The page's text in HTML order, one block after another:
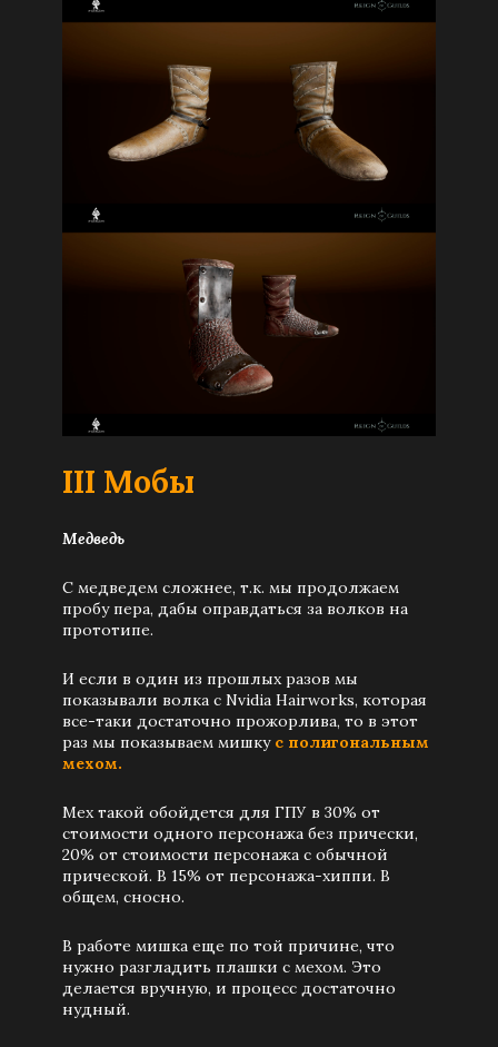
III Мобы
Медведь
С медведем сложнее, т.к. мы продолжаем
пробу пера, дабы оправдаться за волков на
прототипе.
И если в один из прошлых разов мы
показывали волка с Nvidia Hairworks, которая
все-таки достаточно прожорлива, то в этот
раз мы показываем мишку с полигональным
мехом.
Мех такой обойдется для ГПУ в 30% от
стоимости одного персонажа без прически,
20% от стоимости персонажа с обычной
прической. В 15% от персонажа-хиппи. В
общем, сносно.
В работе мишка еще по той причине, что
нужно разгладить плашки с мехом. Это
делается вручную, и процесс достаточно
нудный.